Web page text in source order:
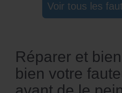
Voir tous les
Réparer et
bien votre